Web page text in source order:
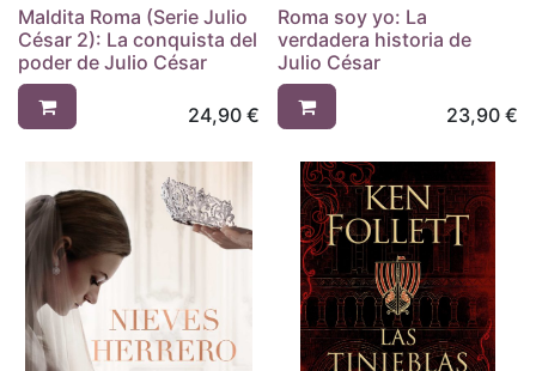
Maldita Roma (Serie Julio
César 2): La conquista del
poder de Julio César
24,90€
Roma soy yo: La
verdadera historia de
Julio César
23,90 €